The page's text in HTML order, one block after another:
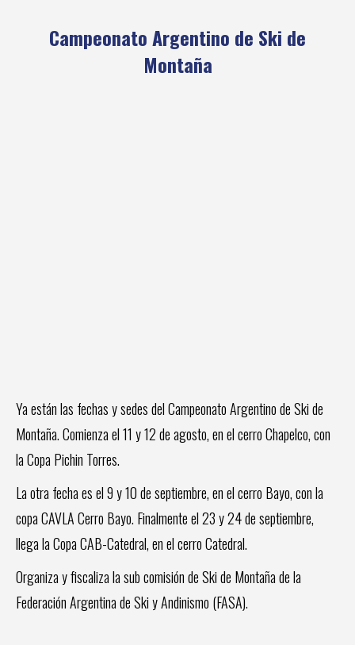
Campeonato Argentino de Ski de
Montaña
Ya están las fechas y sedes del Campeonato Argentino de Ski de
Montaña. Comienza el 11 y 12 de agosto, en el cerro Chapelco, con
la Copa Pichin Torres.
La otra fecha es el 9 y 10 de septiembre, en el cerro Bayo, con la
copa CAVLA Cerro Bayo. Finalmente el 23 y 24 de septiembre,
llega la Copa CAB-Catedral, en el cerro Catedral.
Organiza y fiscaliza la sub comisión de Ski de Montaña de la
Federación Argentina de Ski y Andinismo (FASA).